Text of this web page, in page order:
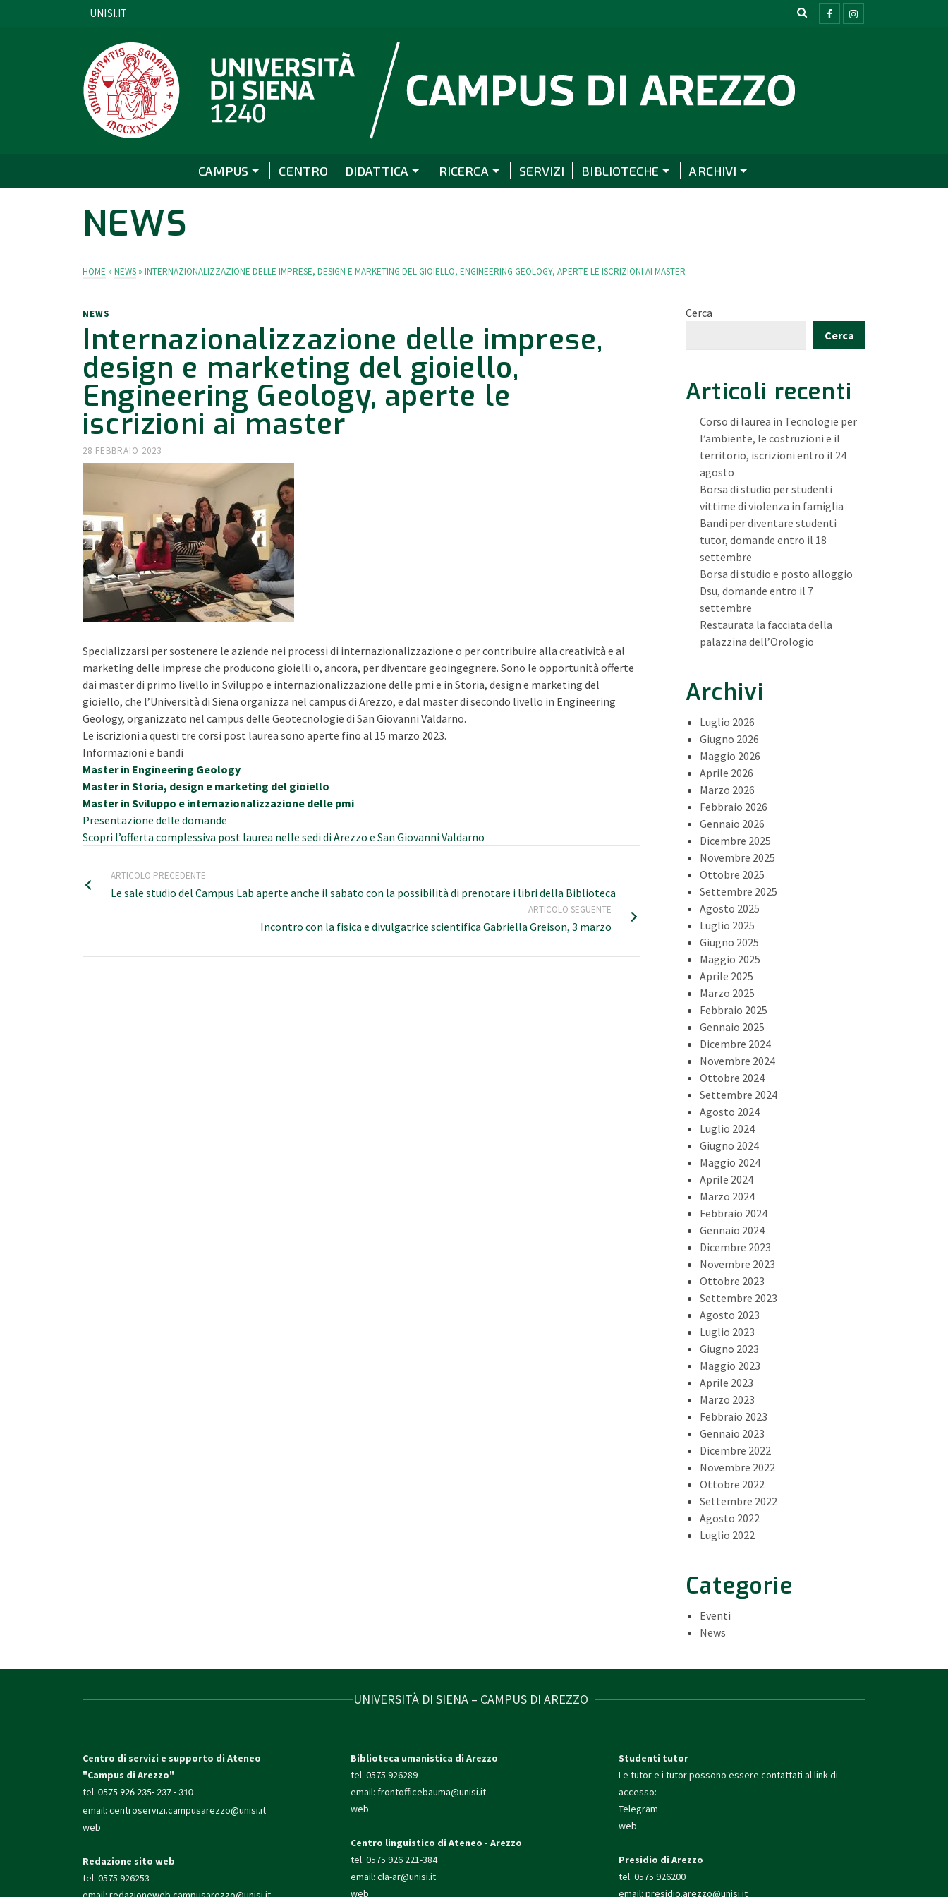
UNISI.IT
CAMPUS CENTRO DIDATTICA RICERCA SERVIZI BIBLIOTECHE ARCHIVI
NEWS
HOME » NEWS » INTERNAZIONALIZZAZIONE DELLE IMPRESE, DESIGN E MARKETING DEL GIOIELLO, ENGINEERING GEOLOGY, APERTE LE ISCRIZIONI AI MASTER
NEWS
Internazionalizzazione delle imprese,
design e marketing del gioiello,
Engineering Geology, aperte le
iscrizioni ai master
28 FEBBRAIO 2023
Specializzarsi per sostenere le aziende nei processi di internazionalizzazione o per contribuire alla creatività e al
marketing delle imprese che producono gioielli o, ancora, per diventare geoingegnere. Sono le opportunità offerte
dai master di primo livello in Sviluppo e internazionalizzazione delle pmi e in Storia, design e marketing del
gioiello, che l’Università di Siena organizza nel campus di Arezzo, e dal master di secondo livello in Engineering
Geology, organizzato nel campus delle Geotecnologie di San Giovanni Valdarno.
Le iscrizioni a questi tre corsi post laurea sono aperte fino al 15 marzo 2023.
Informazioni e bandi
Master in Engineering Geology
Master in Storia, design e marketing del gioiello
Master in Sviluppo e internazionalizzazione delle pmi
Presentazione delle domande
Scopri l’offerta complessiva post laurea nelle sedi di Arezzo e San Giovanni Valdarno
ARTICOLO PRECEDENTE
Le sale studio del Campus Lab aperte anche il sabato con la possibilità di prenotare i libri della Biblioteca
ARTICOLO SEGUENTE
Incontro con la fisica e divulgatrice scientifica Gabriella Greison, 3 marzo
Cerca
Cerca
Articoli recenti
Corso di laurea in Tecnologie per
l’ambiente, le costruzioni e il
territorio, iscrizioni entro il 24
agosto
Borsa di studio per studenti
vittime di violenza in famiglia
Bandi per diventare studenti
tutor, domande entro il 18
settembre
Borsa di studio e posto alloggio
Dsu, domande entro il 7
settembre
Restaurata la facciata della
palazzina dell’Orologio
Archivi
Luglio 2026
Giugno 2026
Maggio 2026
Aprile 2026
Marzo 2026
Febbraio 2026
Gennaio 2026
Dicembre 2025
Novembre 2025
Ottobre 2025
Settembre 2025
Agosto 2025
Luglio 2025
Giugno 2025
Maggio 2025
Aprile 2025
Marzo 2025
Febbraio 2025
Gennaio 2025
Dicembre 2024
Novembre 2024
Ottobre 2024
Settembre 2024
Agosto 2024
Luglio 2024
Giugno 2024
Maggio 2024
Aprile 2024
Marzo 2024
Febbraio 2024
Gennaio 2024
Dicembre 2023
Novembre 2023
Ottobre 2023
Settembre 2023
Agosto 2023
Luglio 2023
Giugno 2023
Maggio 2023
Aprile 2023
Marzo 2023
Febbraio 2023
Gennaio 2023
Dicembre 2022
Novembre 2022
Ottobre 2022
Settembre 2022
Agosto 2022
Luglio 2022
Categorie
Eventi
News
UNIVERSITÀ DI SIENA – CAMPUS DI AREZZO
Centro di servizi e supporto di Ateneo
"Campus di Arezzo"
tel. 0575 926 235- 237 - 310
email: centroservizi.campusarezzo@unisi.it
web
Redazione sito web
tel. 0575 926253
Biblioteca umanistica di Arezzo
tel. 0575 926289
email: frontofficebauma@unisi.it
web
Centro linguistico di Ateneo - Arezzo
tel. 0575 926 221-384
email: cla-ar@unisi.it
web
Studenti tutor
Le tutor e i tutor possono essere contattati al link di
accesso:
Telegram
web
Presidio di Arezzo
tel. 0575 926200
email: presidio.arezzo@unisi.it